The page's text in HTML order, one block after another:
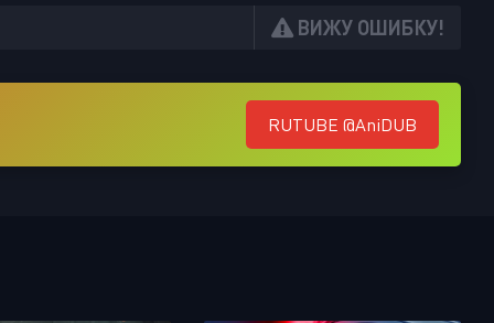
ВИЖУ ОШИБКУ!
RUTUBE @AniDUB